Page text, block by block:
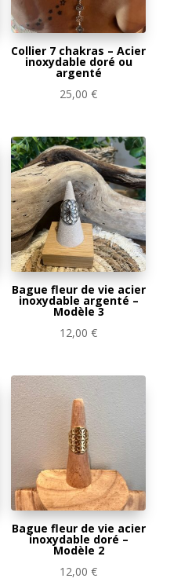
Collier 7 chakras – Acier
inoxydable doré ou
argenté
25,00€
Bague fleur de vie acier
inoxydable argenté –
Modèle 3
12,00€
Bague fleur de vie acier
inoxydable doré –
Modèle 2
12,00€